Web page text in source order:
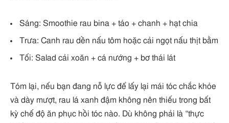
Sáng: Smoothie rau bina + táo + chanh + hạt chia
Trưa: Canh rau dền nấu tôm hoặc cải ngọt nấu thịt bằm
Tối: Salad cải xoăn + cá nướng + bơ thái lát
Tóm lại, nếu bạn đang nỗ lực để lấy lại mái tóc chắc khỏe
và dày mượt, rau lá xanh đậm không nên thiếu trong bất
kỳ chế độ ăn phục hồi tóc nào. Dù không phải là “thực